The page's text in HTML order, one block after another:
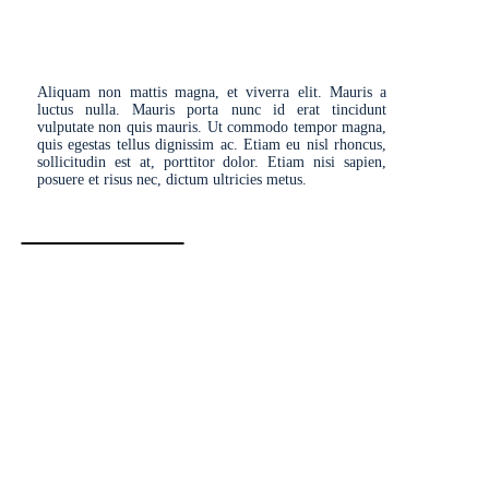
Aliquam non mattis magna, et viverra elit. Mauris a
luctus nulla. Mauris porta nunc id erat tincidunt
vulputate non quis mauris. Ut commodo tempor magna,
quis egestas tellus dignissim ac. Etiam eu nisl rhoncus,
sollicitudin est at, porttitor dolor. Etiam nisi sapien,
posuere et risus nec, dictum ultricies metus.